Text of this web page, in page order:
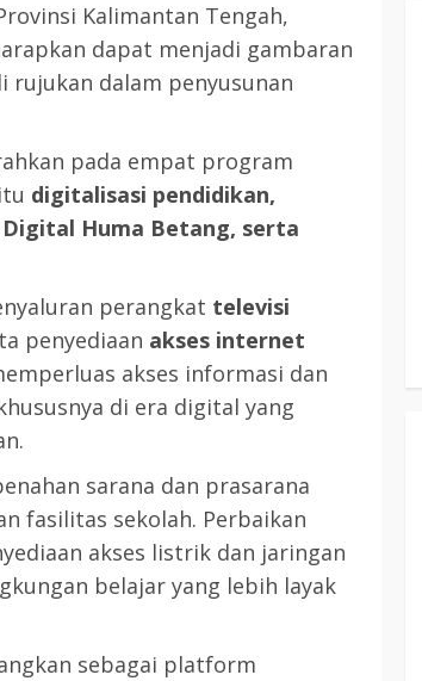
Kalimantan Tengah,
dapat menjadi gambaran
dalam penyusunan
pada empat program
digitalisasi pendidikan,
Huma Betang, serta
perangkat televisi
penyediaan akses internet
akses informasi dan
di era digital yang
sarana dan prasarana
fasilitas sekolah. Perbaikan
akses listrik dan jaringan
belajar yang lebih layak
sebagai platform
KATINGAN
RDP DPRD dan Pemkab Katingan
Soroti Krisis Air Bersih, Insentif
Pencemaran Sungai
TRIOKTA 11 MEI 2026